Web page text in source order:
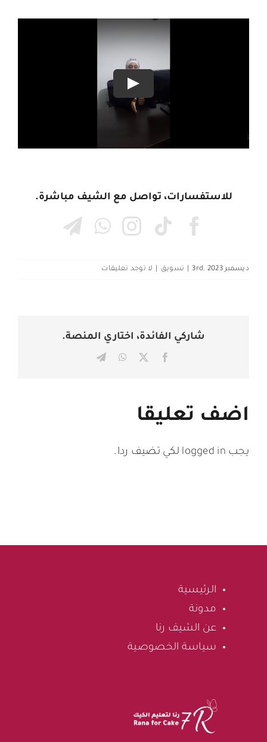
للاستفسارات، تواصل مع الشيف مباشرة.
ديسمبر 3rd, 2023 تسويق لا توجد تعليقات
شاركي الفائدة، اختاري المنصة.
Facebook
X
WhatsApp
Telegram
اضف تعليقا
يجب logged in لكي تضيف ردا.
الرئيسية
مدونة
عن الشيف رنا
سياسة الخصوصية